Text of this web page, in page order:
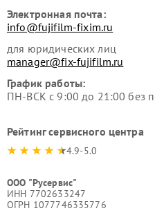
Электронная почта:
info@fujifilm-fixim.ru
для юридических лиц
manager@fix-fujifilm.ru
График работы:
ПН-ВСК с 9:00 до 21:00 без
Рейтинг сервисного центра
4.9-5.0
ООО "Русервис"
ИНН 7702633247
ОГРН 1077746335776